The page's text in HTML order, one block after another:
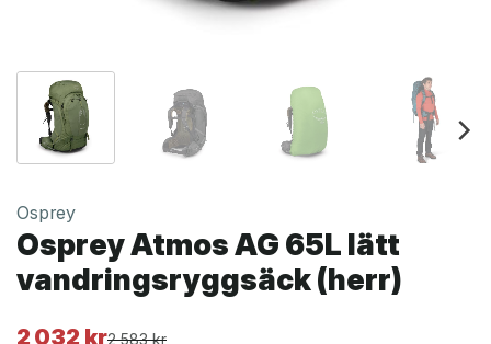
Osprey
Osprey Atmos AG 65L lätt
vandringsryggsäck (herr)
2 583kr
Det
2 032 kr
Det